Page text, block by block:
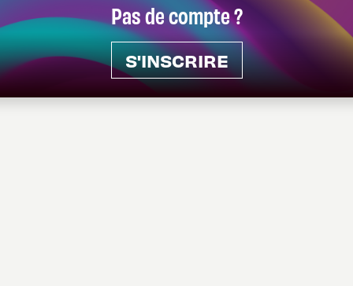
Pas de compte ?
S'INSCRIRE